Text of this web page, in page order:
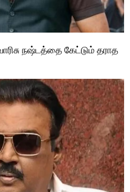
நஷ்டத்தை கேட்டும் தராத